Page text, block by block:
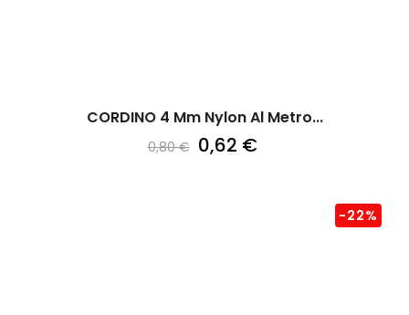
CORDINO 4 Mm Nylon Al Metro...
0,80 € 0,62 €
-22%